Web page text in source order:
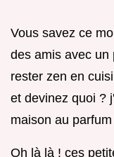
Vous savez ce
des amis avec un
rester zen en
et devinez quoi ?
maison au
Oh là là ! ces